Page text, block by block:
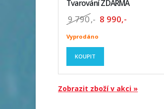
Tvarování ZDARMA
9 790,- 8 990,-
Vyprodáno
KOUPIT
Zobrazit zboží v akci »